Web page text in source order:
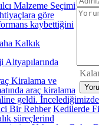
Malzeme Seçimi
göre
kaybettiğini
Kalkık
Kiralama ve
araç kiralama
geldi.
Bir Rehber Kedilerde
süreçlerind